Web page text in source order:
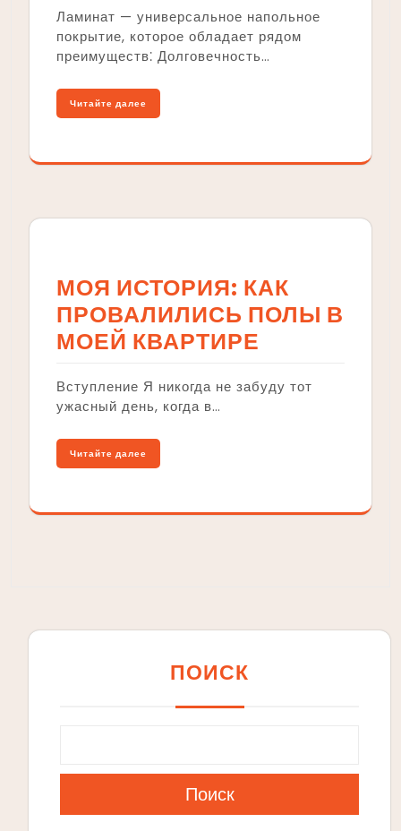
Ламинат — универсальное напольное
покрытие, которое обладает рядом
преимуществ⁚ Долговечность…
Читайте далее
МОЯ ИСТОРИЯ: КАК
ПРОВАЛИЛИСЬ ПОЛЫ В
МОЕЙ КВАРТИРЕ
Вступление Я никогда не забуду тот
ужасный день, когда в…
Читайте далее
ПОИСК
Поиск